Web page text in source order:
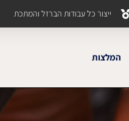
ייצור כל עבודות הברזל והמתכת
המלצות